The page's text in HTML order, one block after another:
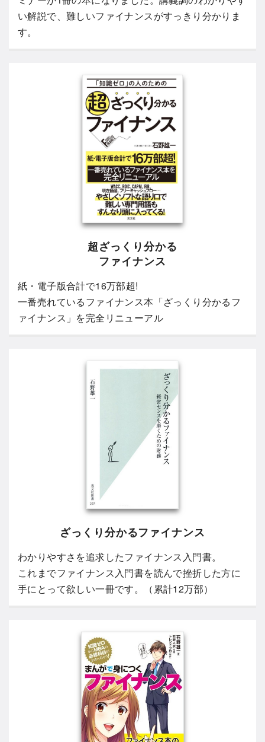
い解説で、難しいファイナンスがすっきり分かりま
す。
超ざっくり分かる
ファイナンス
紙・電子版合計で16万部超!
一番売れているファイナンス本「ざっくり分かるフ
ァイナンス」を完全リニューアル
ざっくり分かるファイナンス
わかりやすさを追求したファイナンス入門書。
これまでファイナンス入門書を読んで挫折した方に
手にとって欲しい一冊です。（累計12万部）